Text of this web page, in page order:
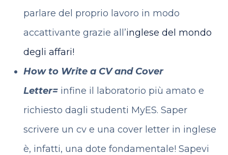
parlare del proprio lavoro in modo
accattivante grazie all’inglese del mondo
degli affari!
How to Write a CV and Cover
Letter=infine il laboratorio più amato e
richiesto dagli studenti MyES. Saper
scrivere un cv e una cover letter in inglese
è, infatti, una dote fondamentale! Sapevi